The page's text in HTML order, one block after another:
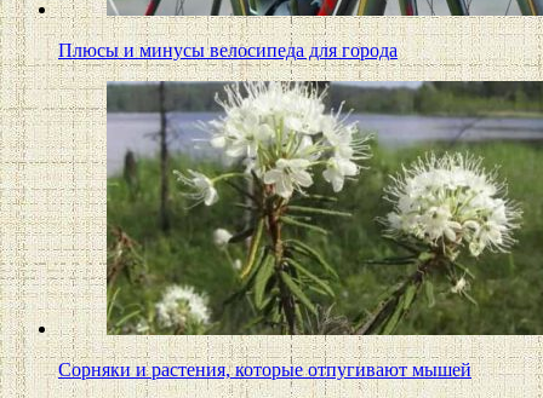
Плюсы и минусы велосипеда для города
Сорняки и растения, которые отпугивают мышей